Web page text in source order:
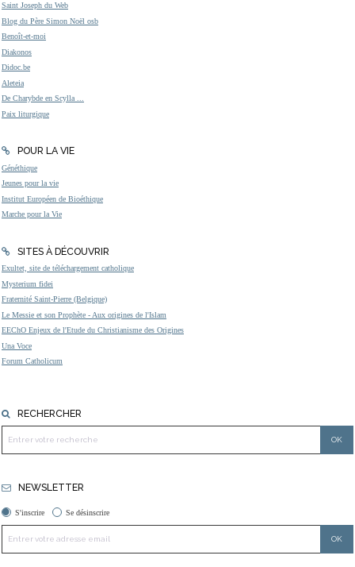
Saint Joseph du Web
Blog du Père Simon Noël osb
Benoît-et-moi
Diakonos
Didoc.be
Aleteia
De Charybde en Scylla ...
Paix liturgique
POUR LA VIE
Généthique
Jeunes pour la vie
Institut Européen de Bioéthique
Marche pour la Vie
SITES À DÉCOUVRIR
Exultet, site de téléchargement catholique
Mysterium fidei
Fraternité Saint-Pierre (Belgique)
Le Messie et son Prophète - Aux origines de l'Islam
EEChO Enjeux de l'Etude du Christianisme des Origines
Una Voce
Forum Catholicum
RECHERCHER
NEWSLETTER
S'inscrire Se désinscrire